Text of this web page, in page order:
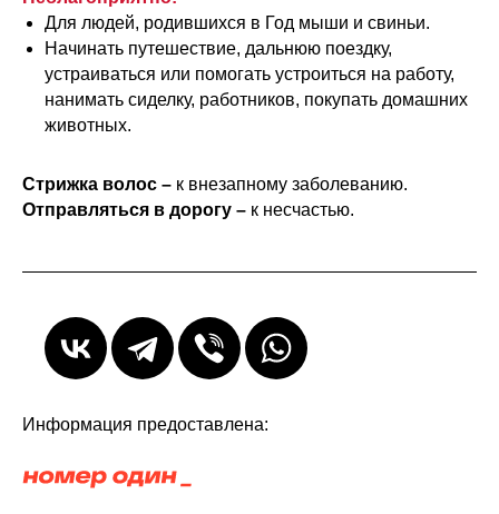
Для людей, родившихся в Год мыши и свиньи.
Начинать путешествие, дальнюю поездку,
устраиваться или помогать устроиться на работу,
нанимать сиделку, работников, покупать домашних
животных.
Стрижка волос – к внезапному заболеванию.
Отправляться в дорогу – к несчастью.
Информация предоставлена: